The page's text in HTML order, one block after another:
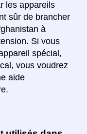
les appareils
sûr de brancher
à
Si vous
spécial,
vous voudrez
aide